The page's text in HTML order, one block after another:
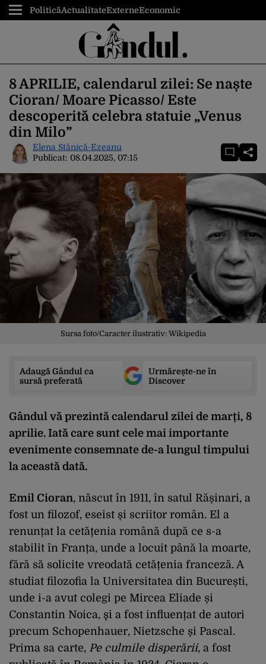
PoliticăActualitateExterneEconomic
8 APRILIE, calendarul zilei: Se naște
Cioran/ Moare Picasso/ Este
descoperită celebra statuie „Venus
din Milo”
Elena Stănică-Ezeanu
Publicat: 08.04.2025, 07:15
Sursa foto/Caracter ilustrativ: Wikipedia
Adaugă Gândul ca
sursă preferată
Urmărește-ne în
Discover
Gândul vă prezintă calendarul zilei de marți, 8
aprilie. Iată care sunt cele mai importante
evenimente consemnate de-a lungul timpului
la această dată.
Emil Cioran, născut în 1911, în satul Rășinari, a
fost un filozof, eseist și scriitor român. El a
renunțat la cetățenia română după ce s-a
stabilit în Franța, unde a locuit până la moarte,
fără să solicite vreodată cetățenia franceză. A
studiat filozofia la Universitatea din București,
unde i-a avut colegi pe Mircea Eliade și
Constantin Noica, şi a fost influențat de autori
precum Schopenhauer, Nietzsche și Pascal.
Prima sa carte, Pe culmile disperării, a fost